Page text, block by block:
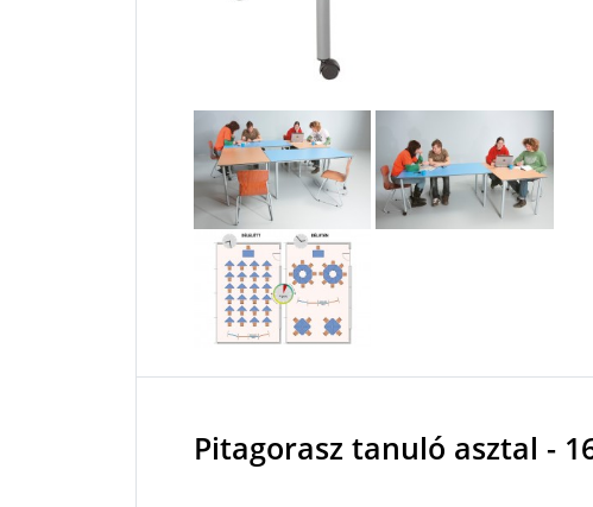
Pitagorasz tanuló asztal -